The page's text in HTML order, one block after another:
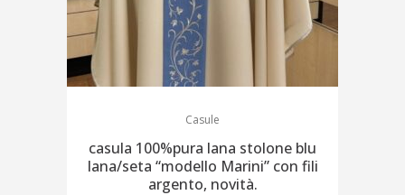
Casule
casula 100%pura lana stolone blu
lana/seta “modello Marini” con fili
argento, novità.